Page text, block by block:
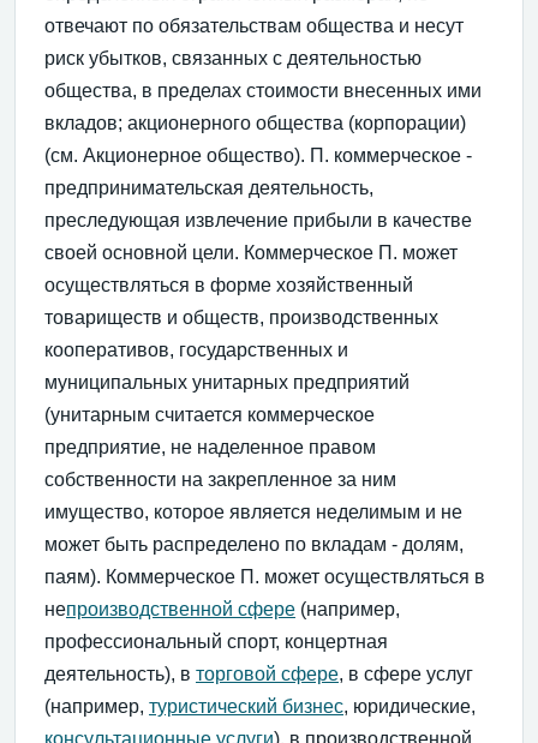
отвечают по обязательствам общества и несут
риск убытков, связанных с деятельностью
общества, в пределах стоимости внесенных ими
вкладов; акционерного общества (корпорации)
(см. Акционерное общество). П. коммерческое -
предпринимательская деятельность,
преследующая извлечение прибыли в качестве
своей основной цели. Коммерческое П. может
осуществляться в форме хозяйственный
товариществ и обществ, производственных
кооперативов, государственных и
муниципальных унитарных предприятий
(унитарным считается коммерческое
предприятие, не наделенное правом
собственности на закрепленное за ним
имущество, которое является неделимым и не
может быть распределено по вкладам - долям,
паям). Коммерческое П. может осуществляться в
непроизводственной сфере (например,
профессиональный спорт, концертная
деятельность), в торговой сфере, в сфере услуг
(например, туристический бизнес, юридические,
консультационные услуги), в производственной